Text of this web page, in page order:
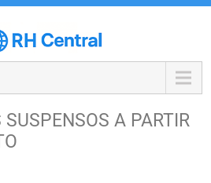
A PARTIR